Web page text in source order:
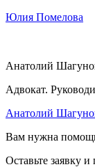
Юлия Помелова
Анатолий
Адвокат.
Анатолий
Вам нужна
Оставьте заявку